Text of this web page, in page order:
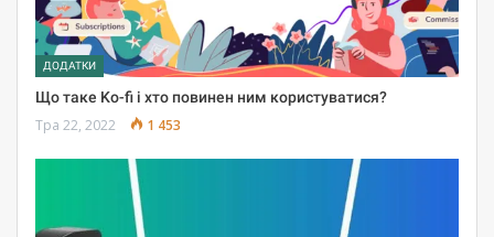
ДОДАТКИ
Що таке Ko-fi і хто повинен ним користуватися?
Тра 22, 2022 1 453